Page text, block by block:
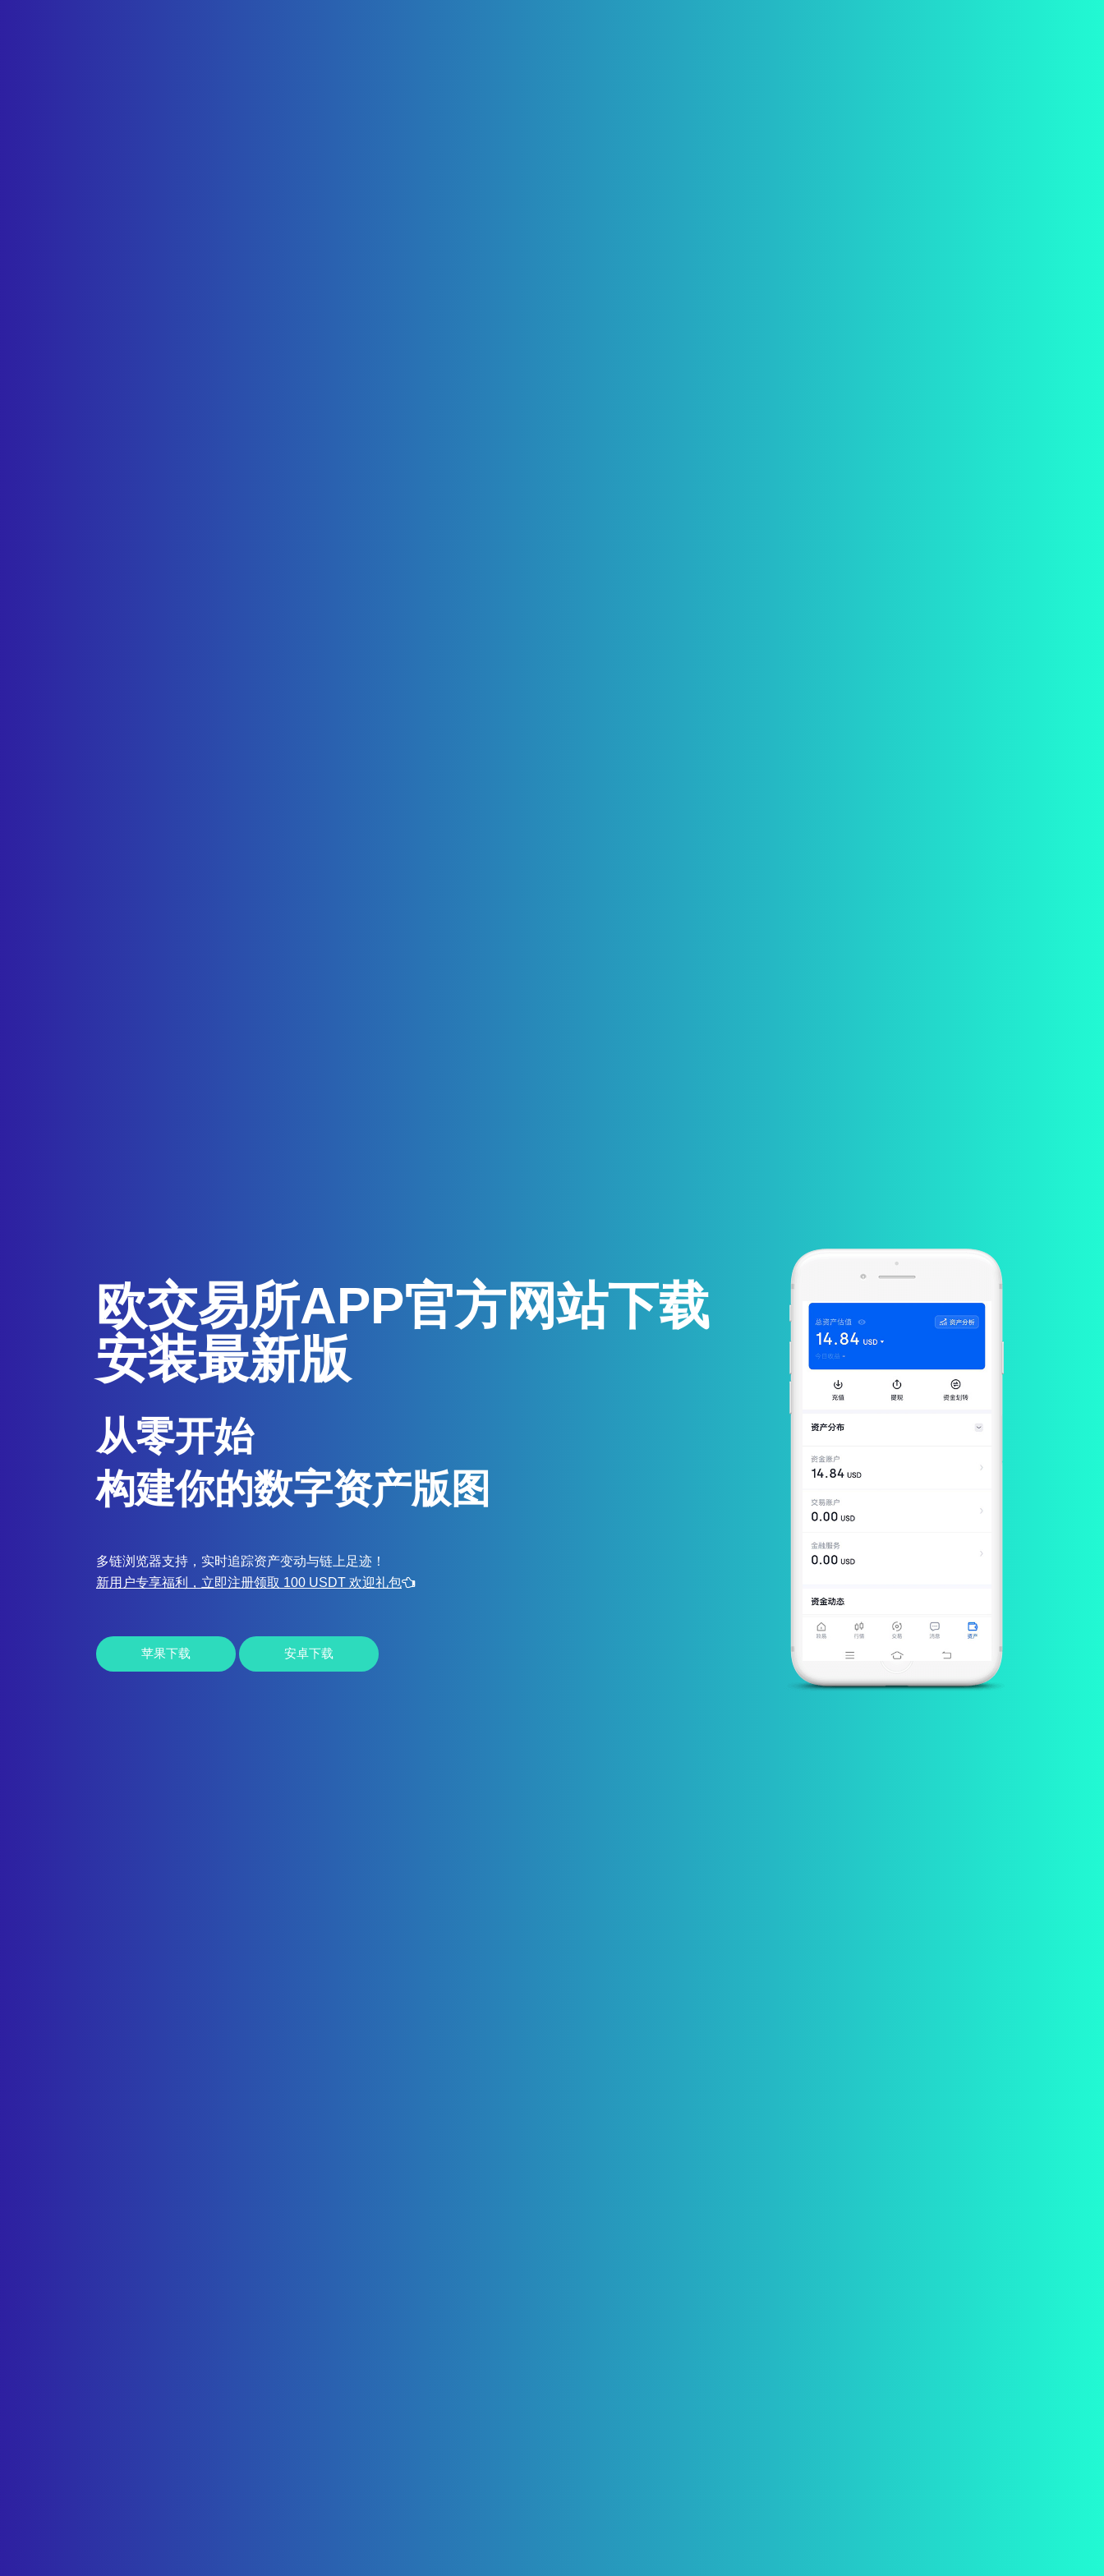
欧交易所APP官方网站下载
安装最新版
从零开始
构建你的数字资产版图
多链浏览器支持，实时追踪资产变动与链上足迹！
新用户专享福利，立即注册领取 100 USDT 欢迎礼包
苹果下载 安卓下载